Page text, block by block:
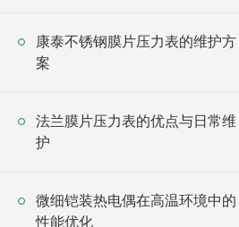
康泰不锈钢膜片压力表的维护方
案
法兰膜片压力表的优点与日常维
护
微细铠装热电偶在高温环境中的
性能优化